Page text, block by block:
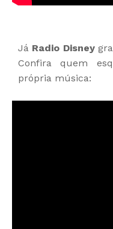
Já Radio Disney
Confira quem
própria música: